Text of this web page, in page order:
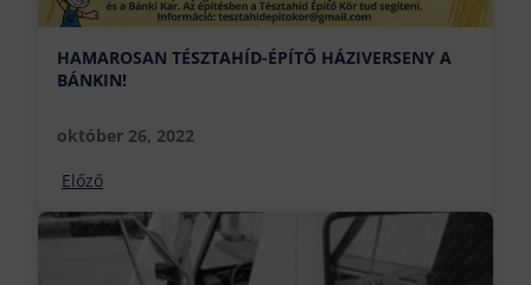
HAMAROSAN TÉSZTAHÍD-ÉPÍTŐ HÁZIVERSENY A
BÁNKIN!
október 26, 2022
Előző